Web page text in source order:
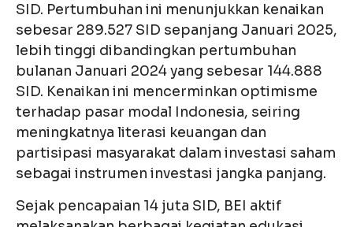
SID. Pertumbuhan ini menunjukkan kenaikan
sebesar 289.527 SID sepanjang Januari 2025,
lebih tinggi dibandingkan pertumbuhan
bulanan Januari 2024 yang sebesar 144.888
SID. Kenaikan ini mencerminkan optimisme
terhadap pasar modal Indonesia, seiring
meningkatnya literasi keuangan dan
partisipasi masyarakat dalam investasi saham
sebagai instrumen investasi jangka panjang.
Sejak pencapaian 14 juta SID, BEI aktif